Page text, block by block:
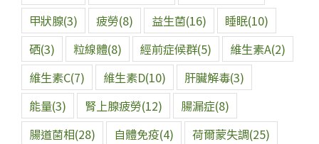
甲狀腺(3) 疲勞(8) 益生菌(16) 睡眠(10)
硒(3) 粒線體(8) 經前症候群(5) 維生素A(2)
維生素C(7) 維生素D(10) 肝臟解毒(3)
能量(3) 腎上腺疲勞(12) 腸漏症(8)
腸道菌相(28) 自體免疫(4) 荷爾蒙失調(25)